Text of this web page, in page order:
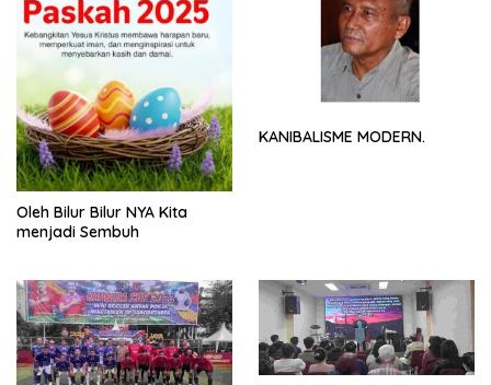
Oleh Bilur Bilur NYA Kita
menjadi Sembuh
KANIBALISME MODERN.